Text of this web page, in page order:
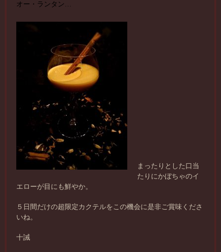
オー・ランタン…
まったりとした口当
たりにかぼちゃのイ
エローが目にも鮮やか。
５日間だけの超限定カクテルをこの機会に是非ご賞味くださ
いね。
十誡